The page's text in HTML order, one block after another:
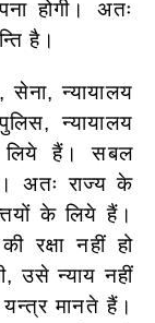
होगी। अतः
है।
सेना, न्यायालय
न्यायालय
लिये हैं। सबल
अतः राज्य के
के लिये हैं।
रक्षा नहीं हो
उसे न्याय नहीं
मानते हैं।